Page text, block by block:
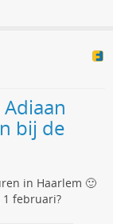
bij de
in Haarlem 🙂
1 februari?